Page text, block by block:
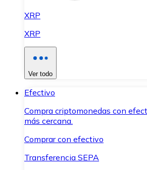
XRP
XRP
Ver todo
Efectivo
Compra criptomonedas con
más cercana.
Comprar con efectivo
Transferencia SEPA